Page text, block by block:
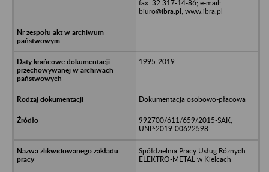
fax. 32 317-14-86; e-mail:
biuro@ibra.pl; www.ibra.pl
1995-2019
Dokumentacja osobowo-płacowa
992700/611/659/2015-SAK;
UNP:2019-00622598
Spółdzielnia Pracy Usług Różnych
ELEKTRO-METAL w Kielcach